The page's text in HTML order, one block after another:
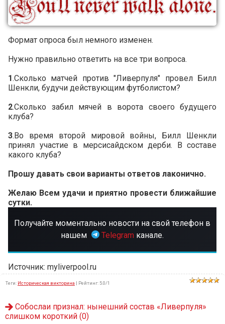
Формат опроса был немного изменен.
Нужно правильно ответить на все три вопроса.
1.Сколько матчей против "Ливерпуля" провел Билл
Шенкли, будучи действующим футболистом?
2.Сколько забил мячей в ворота своего будущего
клуба?
3.Во время второй мировой войны, Билл Шенкли
принял участие в мерсисайдском дерби. В составе
какого клуба?
Прошу давать свои варианты ответов лаконично.
Желаю Всем удачи и приятно провести ближайшие
сутки.
Получайте моментально новости на свой телефон в
нашем
Telegram канале.
Источник: myliverpool.ru
Теги: Историческая викторина | Рейтинг: 5.0/1
Собослаи признал: нынешний состав «Ливерпуля»
слишком короткий (0)